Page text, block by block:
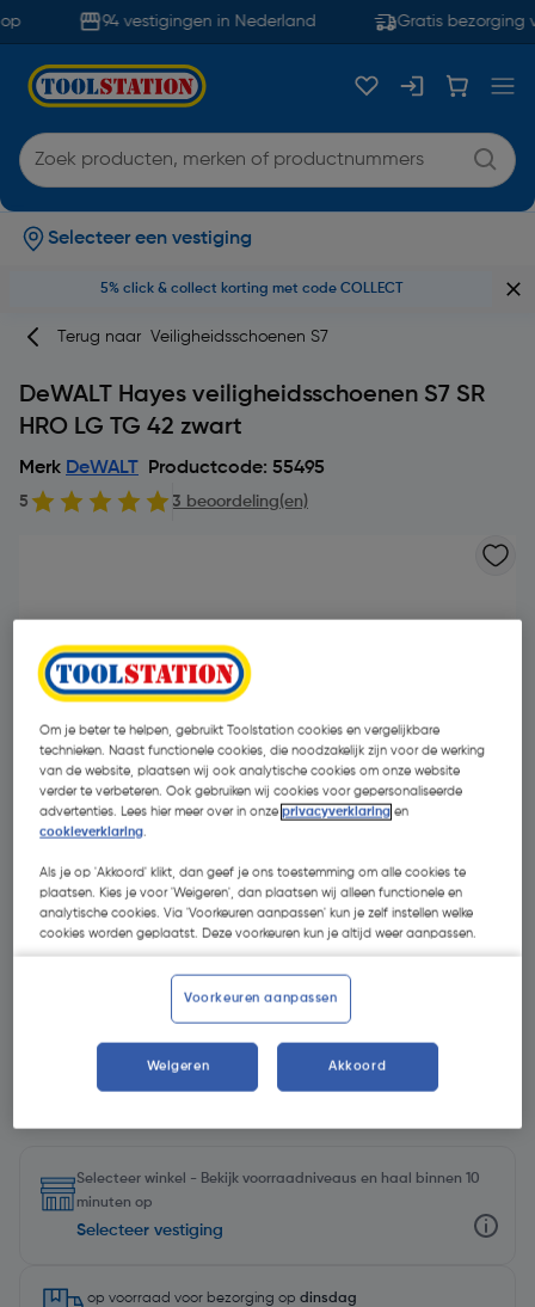
94 vestigingen in Nederland Gratis bezorging
Selecteer een vestiging
5% click & collect korting met code COLLECT
Terug naar Veiligheidsschoenen S7
DeWALT Hayes veiligheidsschoenen S7 SR
HRO LG TG 42 zwart
Merk DeWALT Productcode: 55495
5 3 beoordeling(en)
€ 99,95| Excl. btw € 82,60
Selecteer winkel - Bekijk voorraadniveaus en haal binnen 10
minuten op
Selecteer vestiging
op voorraad voor bezorging op dinsdag
Om je beter te helpen, gebruikt Toolstation cookies en vergelijkbare
technieken. Naast functionele cookies, die noodzakelijk zijn voor de werking
van de website, plaatsen wij ook analytische cookies om onze website
verder te verbeteren. Ook gebruiken wij cookies voor gepersonaliseerde
advertenties. Lees hier meer over in onzeprivacyverklaring en
cookieverklaring.
Als je op 'Akkoord' klikt, dan geef je ons toestemming om alle cookies te
plaatsen. Kies je voor 'Weigeren', dan plaatsen wij alleen functionele en
analytische cookies. Via 'Voorkeuren aanpassen' kun je zelf instellen welke
cookies worden geplaatst. Deze voorkeuren kun je altijd weer aanpassen.
Voorkeuren aanpassen
Weigeren Akkoord